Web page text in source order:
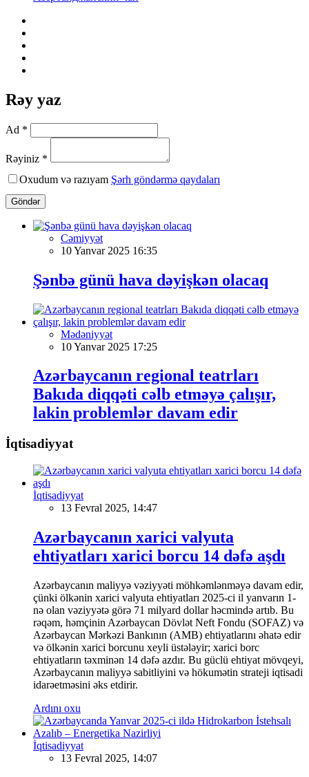
Rəy yaz
Ad *
Rəyiniz *
Oxudum və razıyam Şərh göndərmə qaydaları
Göndər
Cəmiyyət
10 Yanvar 2025 16:35
Şənbə günü hava dəyişkən olacaq
Mədəniyyət
10 Yanvar 2025 17:25
Azərbaycanın regional teatrları
Bakıda diqqəti cəlb etməyə çalışır,
lakin problemlər davam edir
İqtisadiyyat
İqtisadiyyat
13 Fevral 2025, 14:47
Azərbaycanın xarici valyuta
ehtiyatları xarici borcu 14 dəfə aşdı
Azərbaycanın maliyyə vəziyyəti möhkəmlənməyə davam edir,
çünki ölkənin xarici valyuta ehtiyatları 2025-ci il yanvarın 1-
nə olan vəziyyətə görə 71 milyard dollar həcmində artıb. Bu
rəqəm, həmçinin Azərbaycan Dövlət Neft Fondu (SOFAZ) və
Azərbaycan Mərkəzi Bankının (AMB) ehtiyatlarını əhatə edir
və ölkənin xarici borcunu xeyli üstələyir; xarici borc
ehtiyatların təxminən 14 dəfə azdır. Bu güclü ehtiyat mövqeyi,
Azərbaycanın maliyyə sabitliyini və hökumətin strateji iqtisadi
idarəetməsini əks etdirir.
Ardını oxu
İqtisadiyyat
13 Fevral 2025, 14:07